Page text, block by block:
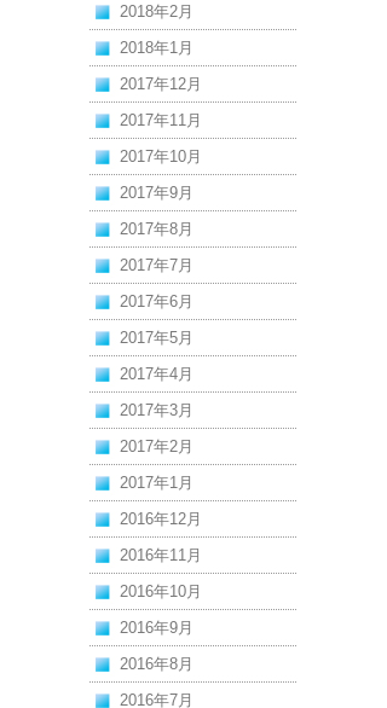
2018年2月
2018年1月
2017年12月
2017年11月
2017年10月
2017年9月
2017年8月
2017年7月
2017年6月
2017年5月
2017年4月
2017年3月
2017年2月
2017年1月
2016年12月
2016年11月
2016年10月
2016年9月
2016年8月
2016年7月